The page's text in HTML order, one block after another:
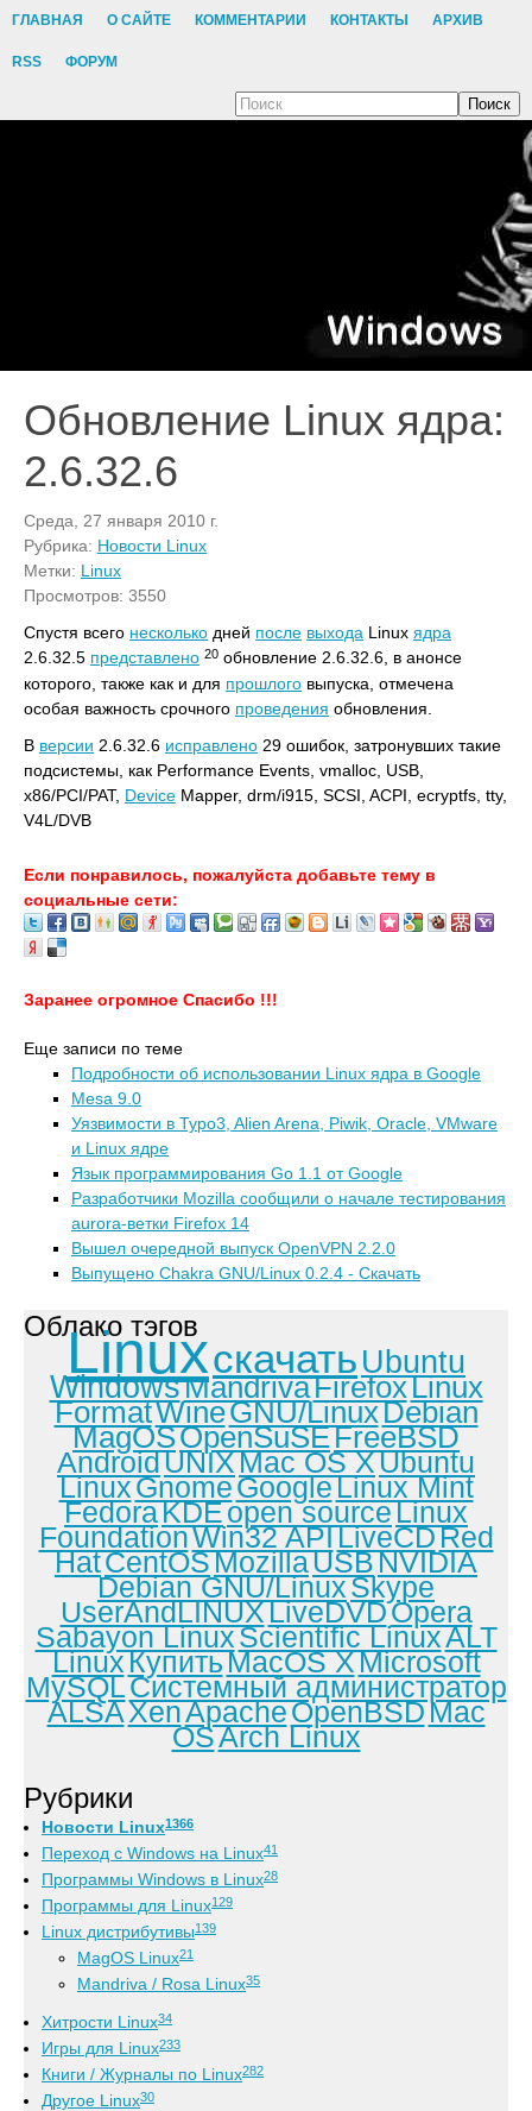
ГЛАВНАЯ О САЙТЕ КОММЕНТАРИИ КОНТАКТЫ АРХИВ
RSS ФОРУМ
Поиск
Обновление Linux ядра:
2.6.32.6
Среда, 27 января 2010 г.
Рубрика: Новости Linux
Метки: Linux
Просмотров: 3550
Спустя всего несколько дней после выхода Linux ядра
2.6.32.5 представлено 20 обновление 2.6.32.6, в анонсе
которого, также как и для прошлого выпуска, отмечена
особая важность срочного проведения обновления.
В версии 2.6.32.6 исправлено 29 ошибок, затронувших такие
подсистемы, как Performance Events, vmalloc, USB,
x86/PCI/PAT, Device Mapper, drm/i915, SCSI, ACPI, ecryptfs, tty,
V4L/DVB
Если понравилось, пожалуйста добавьте тему в
социальные сети:
Заранее огромное Спасибо !!!
Еще записи по теме
Подробности об использовании Linux ядра в Google
Mesa 9.0
Уязвимости в Typo3, Alien Arena, Piwik, Oracle, VMware
и Linux ядре
Язык программирования Go 1.1 от Google
Разработчики Mozilla сообщили о начале тестирования
aurora-ветки Firefox 14
Вышел очередной выпуск OpenVPN 2.2.0
Выпущено Chakra GNU/Linux 0.2.4 - Скачать
Облако тэгов
Linuxскачать Ubuntu
WindowsMandrivaFirefoxLinux
FormatWineGNU/LinuxDebian
MagOSOpenSuSEFreeBSD
AndroidUNIXMac OS XUbuntu
LinuxGnomeGoogleLinux Mint
FedoraKDEopen sourceLinux
FoundationWin32 APILiveCDRed
HatCentOSMozillaUSBNVIDIA
Debian GNU/LinuxSkype
UserAndLINUXLiveDVDOpera
Sabayon LinuxScientific LinuxALT
LinuxКупитьMacOS XMicrosoft
MySQLСистемный администратор
ALSAXenApacheOpenBSDMac
OSArch Linux
Рубрики
Новости Linux1366
Переход с Windows на Linux41
Программы Windows в Linux28
Программы для Linux129
Linux дистрибутивы139
MagOS Linux21
Mandriva / Rosa Linux35
Хитрости Linux34
Игры для Linux233
Книги / Журналы по Linux282
Другое Linux30